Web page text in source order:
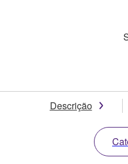
Descrição